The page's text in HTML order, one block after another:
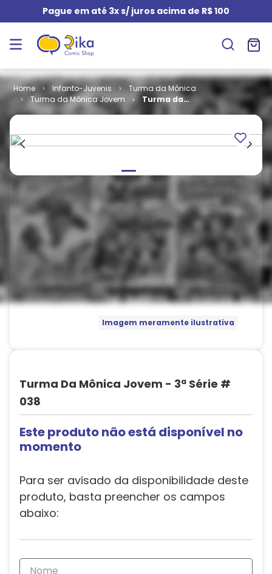
Pague em até 3x s/ juros acima de R$ 100
Infanto-Juvenis
Turma da Mônica
Turma da Mônica Jovem
Turma da
Mônica Jovem
038
Imagem meramente ilustrativa
Turma Da Mônica Jovem - 3ª Série #
038
Este produto não está disponível no
momento
Para ser avisado da disponibilidade deste
produto, basta preencher os campos
abaixo: